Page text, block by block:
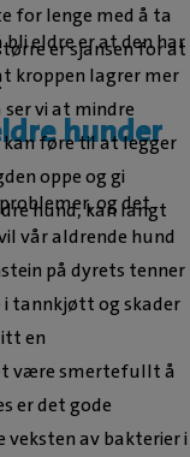
for lenge med å ta
er sjansen for at
hunder
bli eldre er at den har
kroppen lagrer mer
vi at mindre
føre til at legger
oppe og gi
hund, kan langt
og det
vår aldrende hund
på dyrets tenner
tannkjøtt og skader
en
være smertefullt å
er det gode
av bakterier i